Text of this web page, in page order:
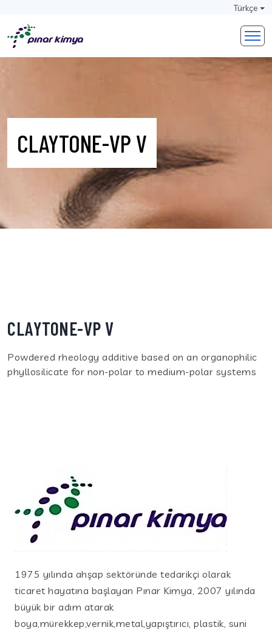
Türkçe
CLAYTONE-VP V
CLAYTONE-VP V
Powdered rheology additive based on an organophilic
phyllosilicate for non-polar to medium-polar systems
1975 yılında ahşap sektöründe tedarikçi olarak
ticaret hayatına başlayan Pınar Kimya, 2007 yılında
büyük bir adım atarak
boya,mürekkep,vernik,metal,yapıştırıcı, plastik, suni